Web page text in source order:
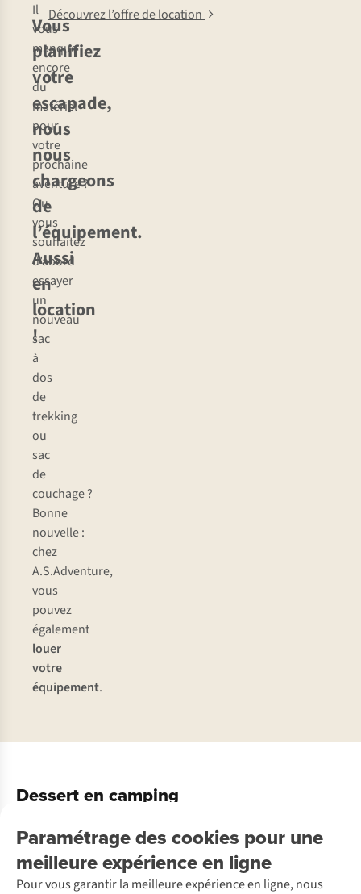
Vous
planifiez
votre
escapade,
nous
nous
chargeons
de
l’équipement.
Aussi
en
location
!
Il
vous
manque
encore
du
matériel
pour
votre
prochaine
aventure ?
Ou
vous
souhaitez
d’abord
essayer
un
nouveau
sac
à
dos
de
trekking
ou
sac
de
couchage ?
Bonne
nouvelle :
chez
A.S.Adventure,
vous
pouvez
également
louer
votre
équipement.
Découvrez l’offre de location
Dessert en camping
Envie d’une douceur sucrée ? Remettez du bois sur le feu de
camp, suivez nos recettes et régalez vos papilles avec un
dessert en un rien de temps.
Paramétrage des cookies pour une
meilleure expérience en ligne
Pour vous garantir la meilleure expérience en ligne, nous